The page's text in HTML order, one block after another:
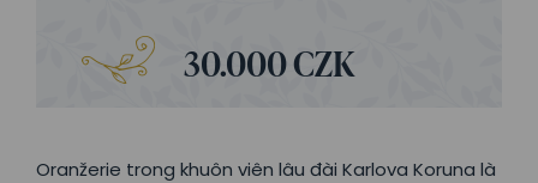
30.000 CZK
Oranžerie trong khuôn viên lâu đài Karlova Koruna là